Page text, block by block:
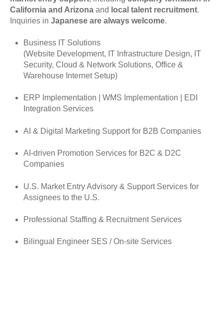
California and Arizona and local talent recruitment.
Inquiries in Japanese are always welcome.
Business IT Solutions
(Website Development, IT Infrastructure Design, IT
Security, Cloud & Network Solutions, Office &
Warehouse Internet Setup)
ERP Implementation | WMS Implementation | EDI
Integration Services
AI & Digital Marketing Support for B2B Companies
AI-driven Promotion Services for B2C & D2C
Companies
U.S. Market Entry Advisory & Support Services for
Assignees to the U.S.
Professional Staffing & Recruitment Services
Bilingual Engineer SES / On-site Services